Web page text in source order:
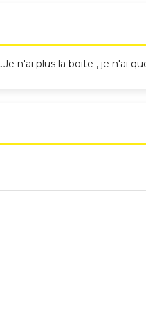
n'ai plus la boite , je n'ai